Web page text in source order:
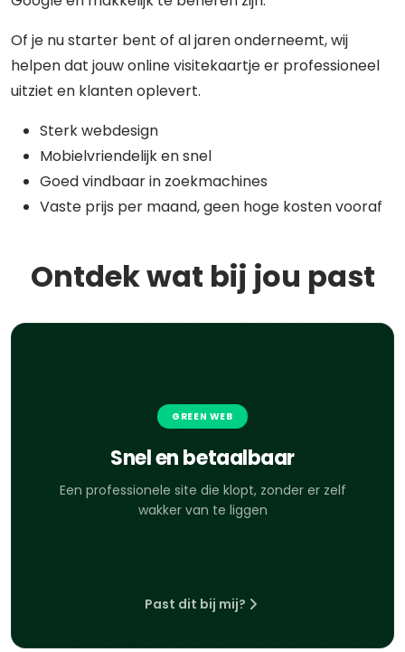
Of je nu starter bent of al jaren onderneemt, wij
helpen dat jouw online visitekaartje er professioneel
uitziet en klanten oplevert.
Sterk webdesign
Mobielvriendelijk en snel
Goed vindbaar in zoekmachines
Vaste prijs per maand, geen hoge kosten vooraf
Ontdek wat bij jou past
GREEN WEB
Snel en betaalbaar
Een professionele site die klopt, zonder er zelf
wakker van te liggen
Past dit bij mij?